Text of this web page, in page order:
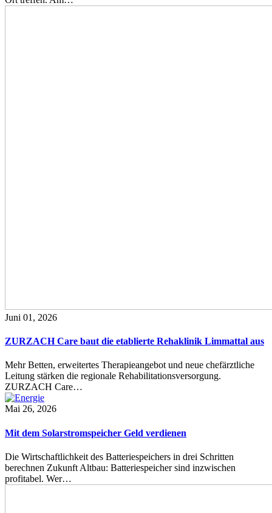
Juni 01, 2026
ZURZACH Care baut die etablierte Rehaklinik Limmattal aus
Mehr Betten, erweitertes Therapieangebot und neue chefärztliche
Leitung stärken die regionale Rehabilitationsversorgung.
ZURZACH Care…
Mai 26, 2026
Mit dem Solarstromspeicher Geld verdienen
Die Wirtschaftlichkeit des Batteriespeichers in drei Schritten
berechnen Zukunft Altbau: Batteriespeicher sind inzwischen
profitabel. Wer…